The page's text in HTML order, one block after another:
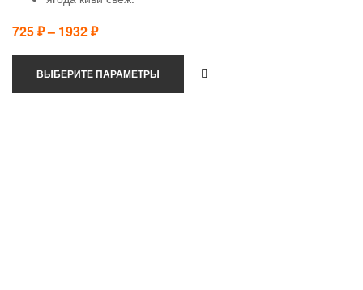
725₽– 1932₽
ВЫБЕРИТЕ ПАРАМЕТРЫ